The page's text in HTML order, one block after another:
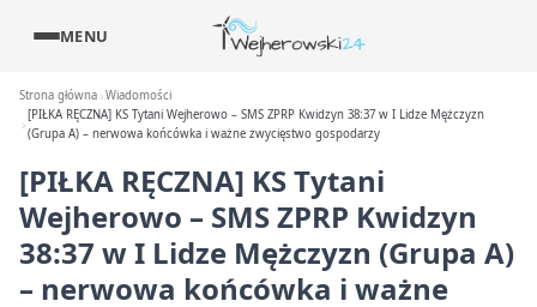
MENU
Strona główna Wiadomości
[PIŁKA RĘCZNA] KS Tytani Wejherowo – SMS ZPRP Kwidzyn 38:37 w I Lidze Mężczyzn
(Grupa A) – nerwowa końcówka i ważne zwycięstwo gospodarzy
[PIŁKA RĘCZNA] KS Tytani
Wejherowo – SMS ZPRP Kwidzyn
38:37 w I Lidze Mężczyzn (Grupa A)
– nerwowa końcówka i ważne